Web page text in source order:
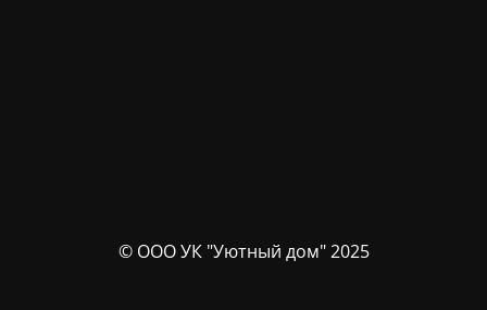
© ООО УК "Уютный дом" 2025